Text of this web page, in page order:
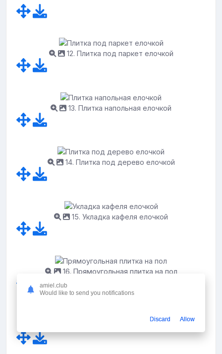
12. Плитка под паркет елочкой
13. Плитка напольная елочкой
14. Плитка под дерево елочкой
15. Укладка кафеля елочкой
16. Прямоугольная плитка на пол
amiel.club
Would like to send you notifications
Discard Allow